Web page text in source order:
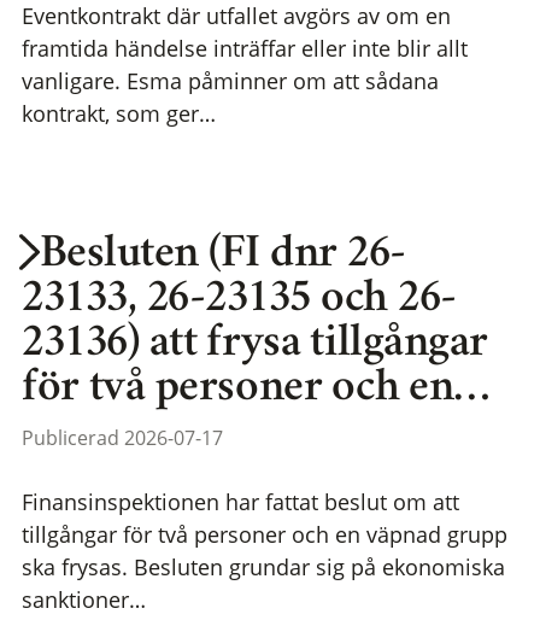
Eventkontrakt där utfallet avgörs av om en
framtida händelse inträffar eller inte blir allt
vanligare. Esma påminner om att sådana
kontrakt, som ger…
Besluten (FI dnr 26-
23133, 26-23135 och 26-
23136) att frysa tillgångar
för två personer och en…
Publicerad 2026-07-17
Finansinspektionen har fattat beslut om att
tillgångar för två personer och en väpnad grupp
ska frysas. Besluten grundar sig på ekonomiska
sanktioner…